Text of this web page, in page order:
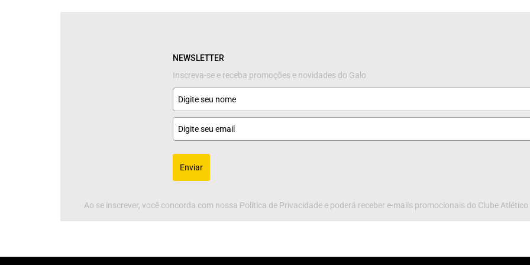
NEWSLETTER
Inscreva-se e receba promoções e novidades do Galo
Enviar
Ao se inscrever, você concorda com nossa Política de Privacidade e poderá receber e-mails promocionais do Clube Atlético